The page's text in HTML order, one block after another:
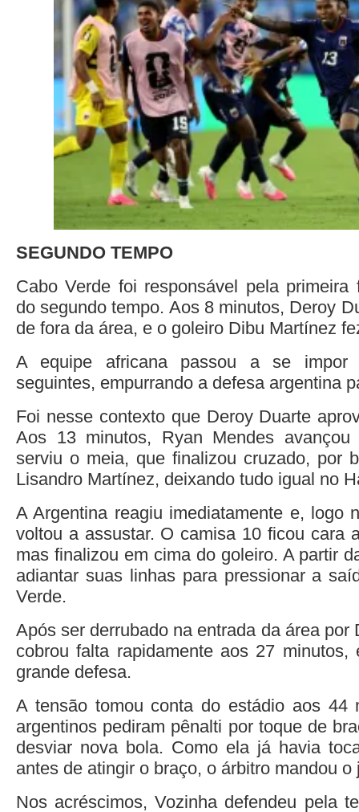
SEGUNDO TEMPO
Cabo Verde foi responsável pela primeira
do segundo tempo. Aos 8 minutos, Deroy
de fora da área, e o goleiro Dibu Martínez
A equipe africana passou a se impor
seguintes, empurrando a defesa argentina
Foi nesse contexto que Deroy Duarte
Aos 13 minutos, Ryan Mendes
serviu o meia, que finalizou cruzado, por
Lisandro Martínez, deixando tudo igual no
A Argentina reagiu imediatamente e, logo
voltou a assustar. O camisa 10 ficou cara
mas finalizou em cima do goleiro. A partir
adiantar suas linhas para pressionar a
Verde.
Após ser derrubado na entrada da área por
cobrou falta rapidamente aos 27 minutos,
grande defesa.
A tensão tomou conta do estádio aos 44
argentinos pediram pênalti por toque de
desviar nova bola. Como ela já havia
antes de atingir o braço, o árbitro mandou o
Nos acréscimos, Vozinha defendeu pela